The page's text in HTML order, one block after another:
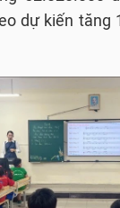
dự kiến tăng